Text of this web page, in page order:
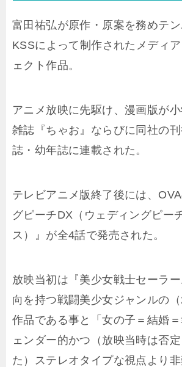
富田祐弘が原作・原案を務めテ
KSSによって制作されたメディ
ェクト作品。
アニメ放映に先駆け、漫画版が
雑誌『ちゃお』ならびに同社の
誌・幼年誌に連載された。
テレビアニメ版終了後には、
グピーチDX（ウェディングピー
ス）』が全4話で発売された。
放映当初は『美少女戦士セーラ
向を持つ戦闘美少女ジャンルの（
作品である事と「女の子＝結婚
ェンダー的かつ（放映当時は否
た）ステレオタイプな視点より